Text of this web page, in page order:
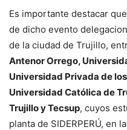
Es importante destacar
de dicho evento
de la ciudad de Trujillo,
Antenor Orrego,
Universidad Privada de
Universidad Católica de
Trujillo y Tecsup, cuyos
planta de SIDERPERÚ, en